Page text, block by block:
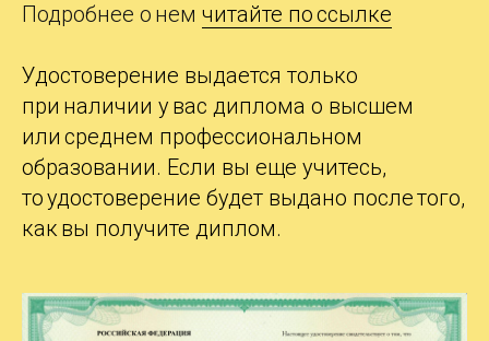
Подробнее о нем читайте по ссылке
Удостоверение выдается только
при наличии у вас диплома о высшем
или среднем профессиональном
образовании. Если вы еще учитесь,
то удостоверение будет выдано после того,
как вы получите диплом.